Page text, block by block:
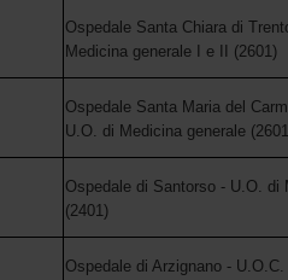
Ospedale Santa Chiara di
Medicina generale I e II (2601)
Ospedale Santa Maria del
U.O. di Medicina generale
Ospedale di Santorso - U.O. di
(2401)
Ospedale di Arzignano -